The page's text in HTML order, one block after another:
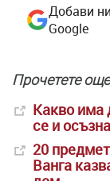
Добави
Google
Прочетете
Какво има
се и
20
Ванга